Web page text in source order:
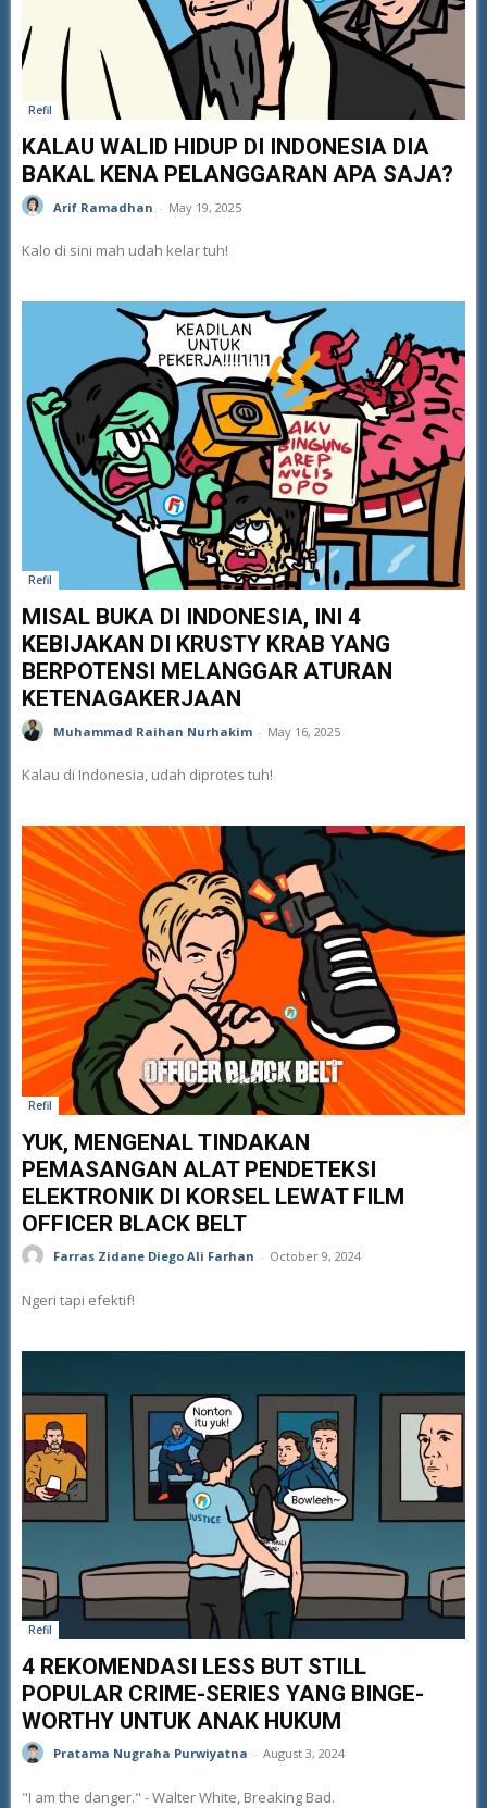
Refil
KALAU WALID HIDUP DI INDONESIA DIA
BAKAL KENA PELANGGARAN APA SAJA?
Arif Ramadhan - May 19, 2025
Kalo di sini mah udah kelar tuh!
Refil
MISAL BUKA DI INDONESIA, INI 4
KEBIJAKAN DI KRUSTY KRAB YANG
BERPOTENSI MELANGGAR ATURAN
KETENAGAKERJAAN
Muhammad Raihan Nurhakim - May 16, 2025
Kalau di Indonesia, udah diprotes tuh!
Refil
YUK, MENGENAL TINDAKAN
PEMASANGAN ALAT PENDETEKSI
ELEKTRONIK DI KORSEL LEWAT FILM
OFFICER BLACK BELT
Farras Zidane Diego Ali Farhan - October 9, 2024
Ngeri tapi efektif!
Refil
4 REKOMENDASI LESS BUT STILL
POPULAR CRIME-SERIES YANG BINGE-
WORTHY UNTUK ANAK HUKUM
Pratama Nugraha Purwiyatna - August 3, 2024
"I am the danger." - Walter White, Breaking Bad.